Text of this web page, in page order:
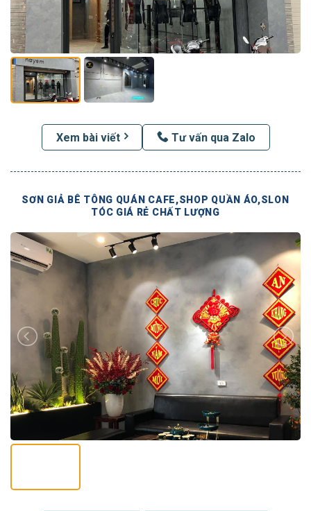
Xem bài viết Tư vấn qua Zalo
SƠN GIẢ BÊ TÔNG QUÁN CAFE,SHOP QUẦN ÁO,SLON
TÓC GIÁ RẺ CHẤT LƯỢNG